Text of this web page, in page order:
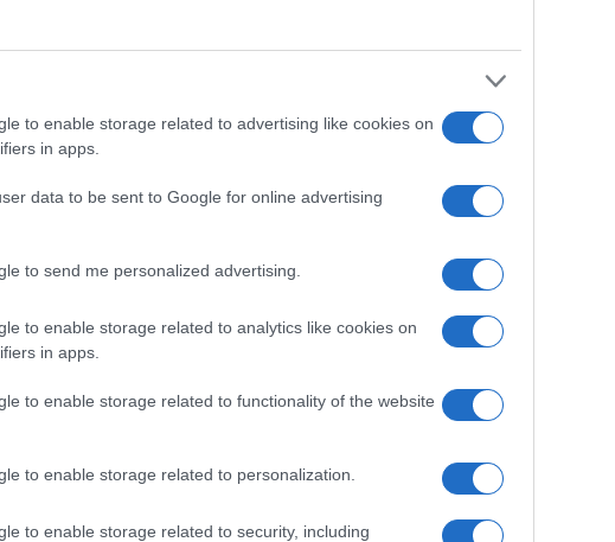
to enable storage related to advertising like cookies on
in apps.
data to be sent to Google for online advertising
to send me personalized advertising.
to enable storage related to analytics like cookies on
in apps.
to enable storage related to functionality of the website
to enable storage related to personalization.
to enable storage related to security, including
προσθέτει ότι «τα σύγχρονα δεδομένα δείχνουν ότι τα
CoV-2 είναι ασφαλή».